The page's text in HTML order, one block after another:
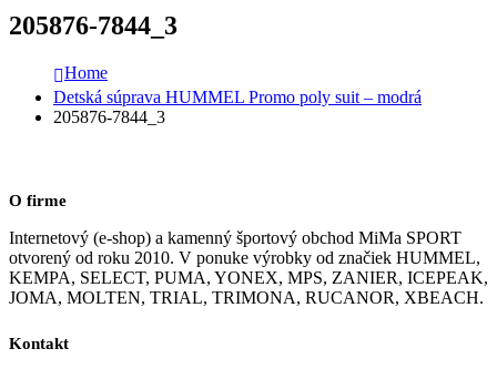
205876-7844_3
Home
Detská súprava HUMMEL Promo poly suit – modrá
205876-7844_3
O firme
Internetový (e-shop) a kamenný športový obchod MiMa SPORT
otvorený od roku 2010. V ponuke výrobky od značiek HUMMEL,
KEMPA, SELECT, PUMA, YONEX, MPS, ZANIER, ICEPEAK,
JOMA, MOLTEN, TRIAL, TRIMONA, RUCANOR, XBEACH.
Kontakt